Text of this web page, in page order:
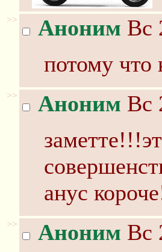
>> Аноним Вс
потому что
>> Аноним Вс
анус
>> Аноним Вс